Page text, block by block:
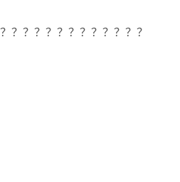
？？？？？？？？？？？？